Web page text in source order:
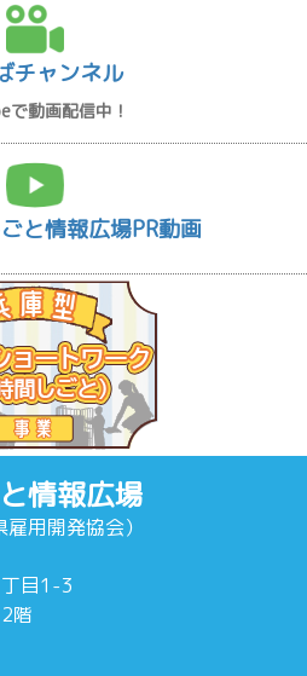
チャンネル
で動画配信中！
と情報広場PR動画
情報広場
用開発協会）
目1-3
階